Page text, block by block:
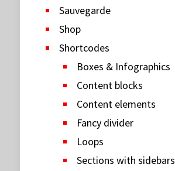
Sauvegarde
Shop
Shortcodes
Boxes & Infographics
Content blocks
Content elements
Fancy divider
Loops
Sections with sidebars